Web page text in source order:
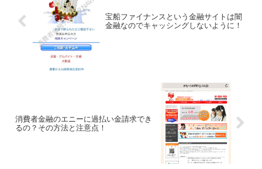
宝船ファイナンスという金融サイトは闇
金融なのでキャッシングしないように！
消費者金融のエニーに過払い金請求でき
るの？その方法と注意点！